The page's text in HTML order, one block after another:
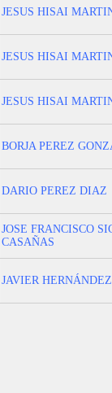
JESUS HISAI
JESUS HISAI
JESUS HISAI
BORJA PEREZ
DARIO PEREZ DIAZ
JOSE FRANCISCO
CASAÑAS
JAVIER